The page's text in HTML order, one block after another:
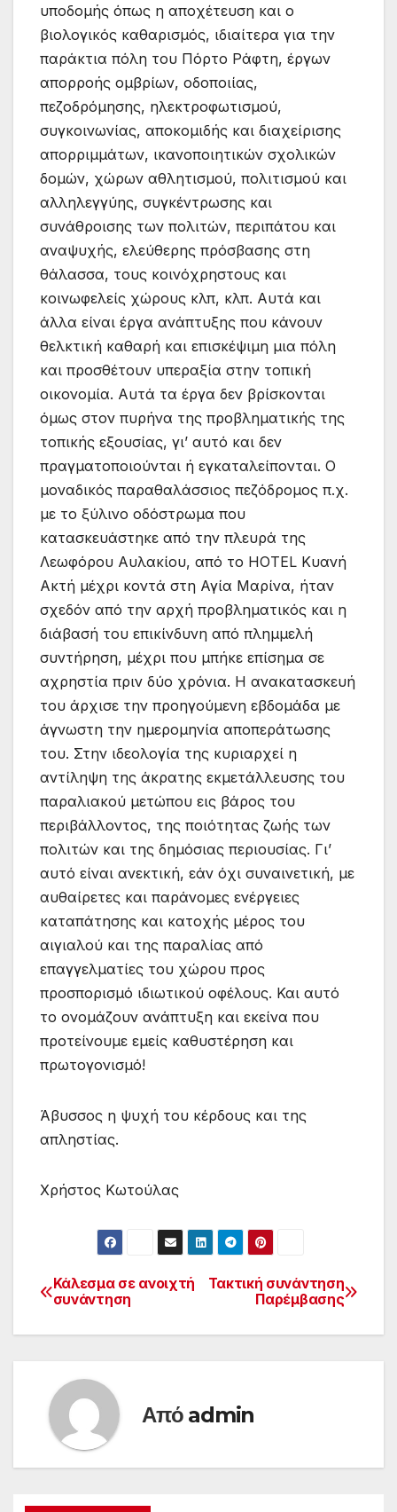
υποδομής όπως η αποχέτευση και ο
βιολογικός καθαρισμός, ιδιαίτερα για την
παράκτια πόλη του Πόρτο Ράφτη, έργων
απορροής ομβρίων, οδοποιίας,
πεζοδρόμησης, ηλεκτροφωτισμού,
συγκοινωνίας, αποκομιδής και διαχείρισης
απορριμμάτων, ικανοποιητικών σχολικών
δομών, χώρων αθλητισμού, πολιτισμού και
αλληλεγγύης, συγκέντρωσης και
συνάθροισης των πολιτών, περιπάτου και
αναψυχής, ελεύθερης πρόσβασης στη
θάλασσα, τους κοινόχρηστους και
κοινωφελείς χώρους κλπ, κλπ. Αυτά και
άλλα είναι έργα ανάπτυξης που κάνουν
θελκτική καθαρή και επισκέψιμη μια πόλη
και προσθέτουν υπεραξία στην τοπική
οικονομία. Αυτά τα έργα δεν βρίσκονται
όμως στον πυρήνα της προβληματικής της
τοπικής εξουσίας, γι’ αυτό και δεν
πραγματοποιούνται ή εγκαταλείπονται. Ο
μοναδικός παραθαλάσσιος πεζόδρομος π.χ.
με το ξύλινο οδόστρωμα που
κατασκευάστηκε από την πλευρά της
Λεωφόρου Αυλακίου, από το HOTEL Κυανή
Ακτή μέχρι κοντά στη Αγία Μαρίνα, ήταν
σχεδόν από την αρχή προβληματικός και η
διάβασή του επικίνδυνη από πλημμελή
συντήρηση, μέχρι που μπήκε επίσημα σε
αχρηστία πριν δύο χρόνια. Η ανακατασκευή
του άρχισε την προηγούμενη εβδομάδα με
άγνωστη την ημερομηνία αποπεράτωσης
του. Στην ιδεολογία της κυριαρχεί η
αντίληψη της άκρατης εκμετάλλευσης του
παραλιακού μετώπου εις βάρος του
περιβάλλοντος, της ποιότητας ζωής των
πολιτών και της δημόσιας περιουσίας. Γι’
αυτό είναι ανεκτική, εάν όχι συναινετική, με
αυθαίρετες και παράνομες ενέργειες
καταπάτησης και κατοχής μέρος του
αιγιαλού και της παραλίας από
επαγγελματίες του χώρου προς
προσπορισμό ιδιωτικού οφέλους. Και αυτό
το ονομάζουν ανάπτυξη και εκείνα που
προτείνουμε εμείς καθυστέρηση και
πρωτογονισμό!
Άβυσσος η ψυχή του κέρδους και της
απληστίας.
Χρήστος Κωτούλας
Πλοήγηση
άρθρων
Τακτική συνάντηση
Παρέμβασης
Κάλεσμα σε ανοιχτή
συνάντηση
Από admin